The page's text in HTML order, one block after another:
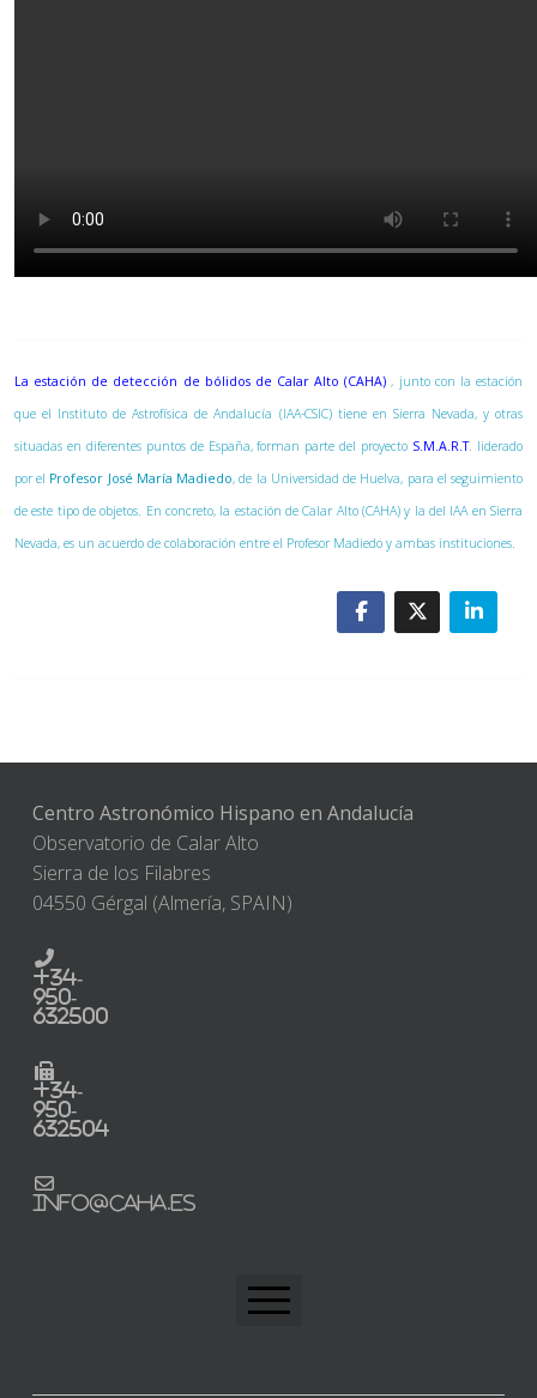
La estación de detección de bólidos de Calar Alto (CAHA) , junto con la estación
que el Instituto de Astrofísica de Andalucía (IAA-CSIC) tiene en Sierra Nevada, y otras
situadas en diferentes puntos de España, forman parte del proyecto S.M.A.R.T. liderado
por el Profesor José María Madiedo, de la Universidad de Huelva, para el seguimiento
de este tipo de objetos. En concreto, la estación de Calar Alto (CAHA) y la del IAA en Sierra
Nevada, es un acuerdo de colaboración entre el Profesor Madiedo y ambas instituciones.
Centro Astronómico Hispano en Andalucía
Observatorio de Calar Alto
Sierra de los Filabres
04550 Gérgal (Almería, SPAIN)
+34-
950-
632500
+34-
950-
632504
info@caha.es